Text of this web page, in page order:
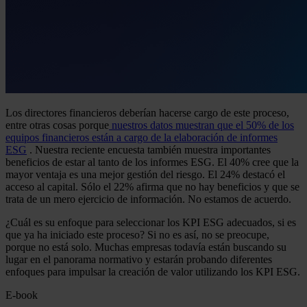
Los directores financieros deberían hacerse cargo de este proceso,
entre otras cosas porque nuestros datos muestran que el 50% de los
equipos financieros están a cargo de la elaboración de informes
ESG . Nuestra reciente encuesta también muestra importantes
beneficios de estar al tanto de los informes ESG. El 40% cree que la
mayor ventaja es una mejor gestión del riesgo. El 24% destacó el
acceso al capital. Sólo el 22% afirma que no hay beneficios y que se
trata de un mero ejercicio de información. No estamos de acuerdo.
¿Cuál es su enfoque para seleccionar los KPI ESG adecuados, si es
que ya ha iniciado este proceso? Si no es así, no se preocupe,
porque no está solo. Muchas empresas todavía están buscando su
lugar en el panorama normativo y estarán probando diferentes
enfoques para impulsar la creación de valor utilizando los KPI ESG.
E-book